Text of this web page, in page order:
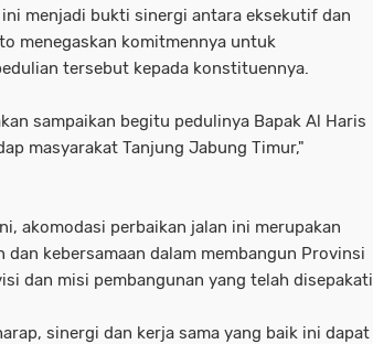
ini menjadi bukti sinergi antara eksekutif dan
menegaskan komitmennya untuk
tersebut kepada konstituennya.
sampaikan begitu pedulinya Bapak Al Haris
masyarakat Tanjung Jabung Timur,"
akomodasi perbaikan jalan ini merupakan
dan kebersamaan dalam membangun Provinsi
dan misi pembangunan yang telah disepakati.
sinergi dan kerja sama yang baik ini dapat